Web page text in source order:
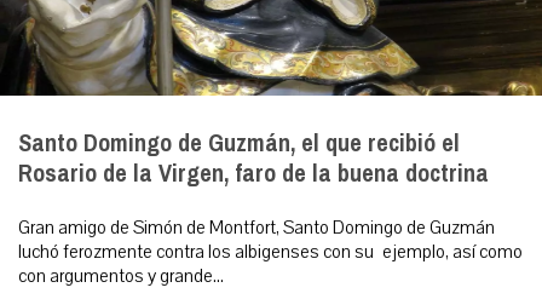
Santo Domingo de Guzmán, el que recibió el
Rosario de la Virgen, faro de la buena doctrina
Gran amigo de Simón de Montfort, Santo Domingo de Guzmán
luchó ferozmente contra los albigenses con su ejemplo, así como
con argumentos y grande...